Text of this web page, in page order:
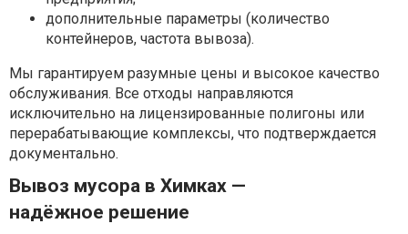
дополнительные параметры (количество
контейнеров, частота вывоза).
Мы гарантируем разумные цены и высокое качество
обслуживания. Все отходы направляются
исключительно на лицензированные полигоны или
перерабатывающие комплексы, что подтверждается
документально.
Вывоз мусора в Химках —
надёжное решение